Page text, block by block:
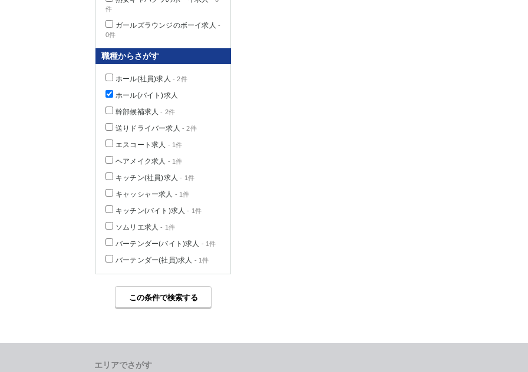
件
ガールズラウンジのボーイ求人 -
0件
職種からさがす
ホール(社員)求人 - 2件
ホール(バイト)求人
幹部候補求人 - 2件
送りドライバー求人 - 2件
エスコート求人 - 1件
ヘアメイク求人 - 1件
キッチン(社員)求人 - 1件
キャッシャー求人 - 1件
キッチン(バイト)求人 - 1件
ソムリエ求人 - 1件
バーテンダー(バイト)求人 - 1件
バーテンダー(社員)求人 - 1件
この条件で検索する
群馬県
エリアでさがす